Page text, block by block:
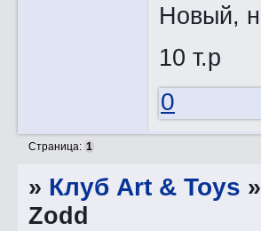
Новый,
10 т.р
0
Страница: 1
» Клуб Art & Toys »
Zodd